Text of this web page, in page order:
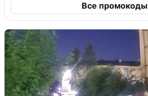
Все промокоды